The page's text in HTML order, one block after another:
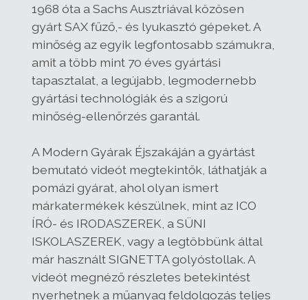
1968 óta a Sachs Ausztriával közösen
gyárt SAX fűző,- és lyukasztó gépeket. A
minőség az egyik legfontosabb számukra,
amit a több mint 70 éves gyártási
tapasztalat, a legújabb, legmodernebb
gyártási technológiák és a szigorú
minőség-ellenőrzés garantál.
A Modern Gyárak Éjszakáján a gyártást
bemutató videót megtekintők, láthatják a
pomázi gyárat, ahol olyan ismert
márkatermékek készülnek, mint az ICO
ÍRÓ- és IRODASZEREK, a SÜNI
ISKOLASZEREK, vagy a legtöbbünk által
már használt SIGNETTA golyóstollak. A
videót megnéző részletes betekintést
nyerhetnek a műanyag feldolgozás teljes